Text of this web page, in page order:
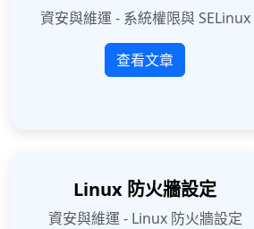
資安與維運 - 系統權限與 SELinux
查看文章
Linux 防火牆設定
資安與維運 - Linux 防火牆設定